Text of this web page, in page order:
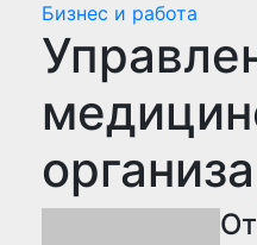
Бизнес и работа
От